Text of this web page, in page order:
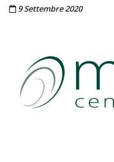
Pubblicato il
9 Settembre 2020